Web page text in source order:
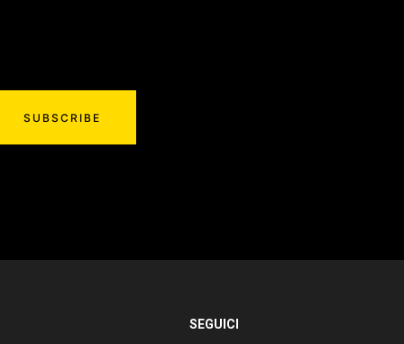
SUBSCRIBE
SEGUICI